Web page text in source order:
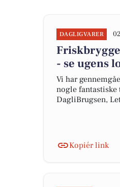
DAGLIGVARER
- se ugens
Vi har
nogle fantastiske
DagliBrugsen,
Kopiér link